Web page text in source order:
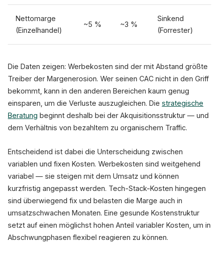
Nettomarge
(Einzelhandel)
~5 % ~3 %
Sinkend
(Forrester)
Die Daten zeigen: Werbekosten sind der mit Abstand größte
Treiber der Margenerosion. Wer seinen CAC nicht in den Griff
bekommt, kann in den anderen Bereichen kaum genug
einsparen, um die Verluste auszugleichen. Die strategische
Beratung beginnt deshalb bei der Akquisitionsstruktur — und
dem Verhältnis von bezahltem zu organischem Traffic.
Entscheidend ist dabei die Unterscheidung zwischen
variablen und fixen Kosten. Werbekosten sind weitgehend
variabel — sie steigen mit dem Umsatz und können
kurzfristig angepasst werden. Tech-Stack-Kosten hingegen
sind überwiegend fix und belasten die Marge auch in
umsatzschwachen Monaten. Eine gesunde Kostenstruktur
setzt auf einen möglichst hohen Anteil variabler Kosten, um in
Abschwungphasen flexibel reagieren zu können.